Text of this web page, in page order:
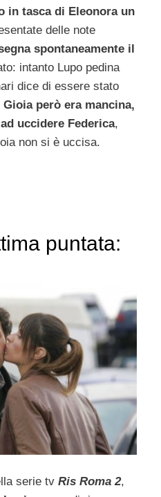
in tasca di Eleonora un
delle note
spontaneamente il
intanto Lupo pedina
dice di essere stato
Gioia però era mancina,
uccidere Federica,
non si è uccisa.
puntata:
serie tv Ris Roma 2,